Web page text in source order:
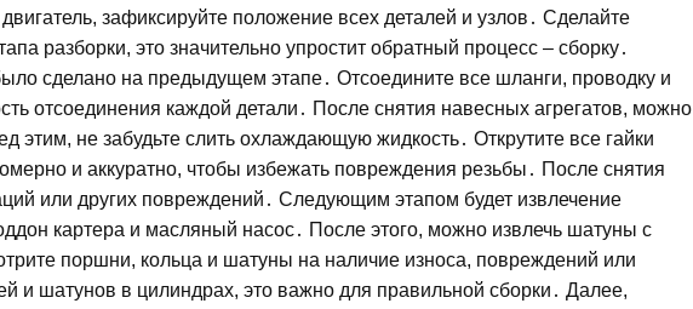
зафиксируйте положение всех деталей и узлов․ Сделайте
разборки, это значительно упростит обратный процесс – сборку․
сделано на предыдущем этапе․ Отсоедините все шланги, проводку и
отсоединения каждой детали․ После снятия навесных агрегатов, можно
этим, не забудьте слить охлаждающую жидкость․ Открутите все гайки
и аккуратно, чтобы избежать повреждения резьбы․ После снятия
или других повреждений․ Следующим этапом будет извлечение
картера и масляный насос․ После этого, можно извлечь шатуны с
поршни, кольца и шатуны на наличие износа, повреждений или
и шатунов в цилиндрах, это важно для правильной сборки․ Далее,